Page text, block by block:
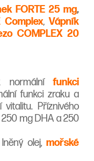
FORTE 25 mg,
Complex,Vápník
COMPLEX 20
normálnífunkci
funkci zraku a
Příznivého
mg DHA a 250
olej, mořské